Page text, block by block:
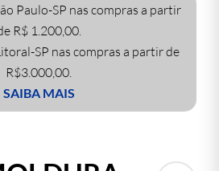
Paulo-SP nas compras a partir
R$ 1.200,00.
SP nas compras a partir de
R$3.000,00.
SAIBA MAIS